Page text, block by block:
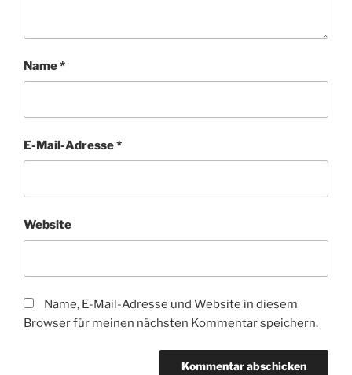
Name*
E-Mail-Adresse*
Website
Name, E-Mail-Adresse und Website in diesem
Browser für meinen nächsten Kommentar speichern.